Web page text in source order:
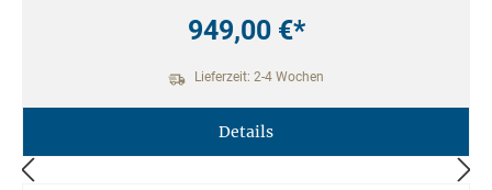
949,00 €*
Lieferzeit: 2-4 Wochen
Details